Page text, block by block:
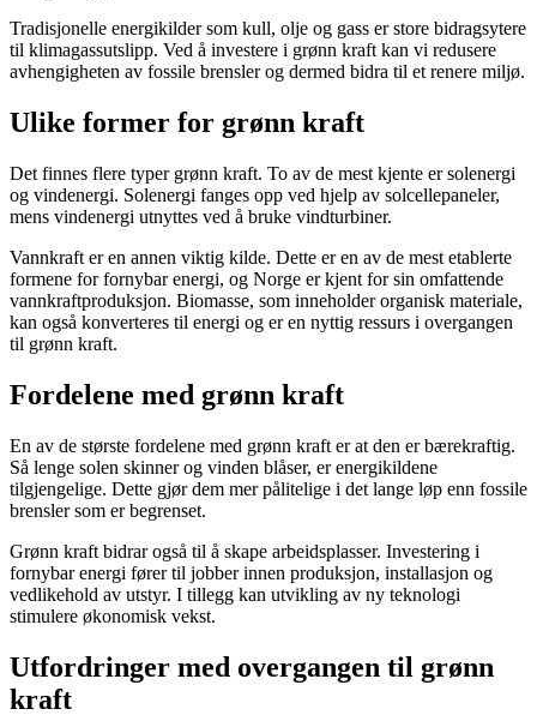
Tradisjonelle energikilder som kull, olje og gass er store bidragsytere
til klimagassutslipp. Ved å investere i grønn kraft kan vi redusere
avhengigheten av fossile brensler og dermed bidra til et renere miljø.
Ulike former for grønn kraft
Det finnes flere typer grønn kraft. To av de mest kjente er solenergi
og vindenergi. Solenergi fanges opp ved hjelp av solcellepaneler,
mens vindenergi utnyttes ved å bruke vindturbiner.
Vannkraft er en annen viktig kilde. Dette er en av de mest etablerte
formene for fornybar energi, og Norge er kjent for sin omfattende
vannkraftproduksjon. Biomasse, som inneholder organisk materiale,
kan også konverteres til energi og er en nyttig ressurs i overgangen
til grønn kraft.
Fordelene med grønn kraft
En av de største fordelene med grønn kraft er at den er bærekraftig.
Så lenge solen skinner og vinden blåser, er energikildene
tilgjengelige. Dette gjør dem mer pålitelige i det lange løp enn fossile
brensler som er begrenset.
Grønn kraft bidrar også til å skape arbeidsplasser. Investering i
fornybar energi fører til jobber innen produksjon, installasjon og
vedlikehold av utstyr. I tillegg kan utvikling av ny teknologi
stimulere økonomisk vekst.
Utfordringer med overgangen til grønn
kraft